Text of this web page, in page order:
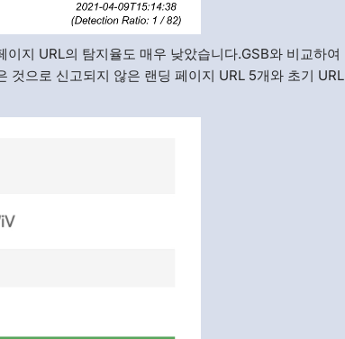
지 URL의 탐지율도 매우 낮았습니다.GSB와 비교하여
것으로 신고되지 않은 랜딩 페이지 URL 5개와 초기 URL